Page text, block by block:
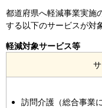
都道府県へ軽減事業実施
する以下のサービスが対
軽減対象サービス等
訪問介護（総合事業